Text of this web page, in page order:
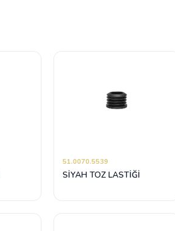
51.0070.5539
SİYAH TOZ LASTİĞİ